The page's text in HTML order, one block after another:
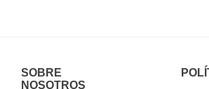
SOBRE
NOSOTROS